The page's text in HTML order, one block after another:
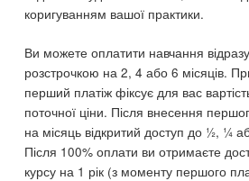
коригуванням вашої практики.
Ви можете оплатити навчання
розстрочкою на 2, 4 або 6 місяців.
перший платіж фіксує для вас
поточної ціни. Після внесення
на місяць відкритий доступ до ½, ¼
Після 100% оплати ви отримаєте
курсу на 1 рік (з моменту першого